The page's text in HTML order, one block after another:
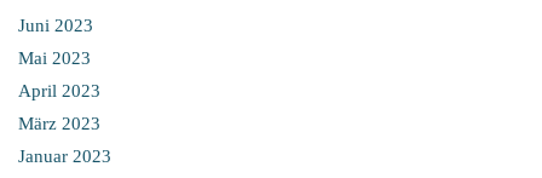
Juni 2023
Mai 2023
April 2023
März 2023
Januar 2023